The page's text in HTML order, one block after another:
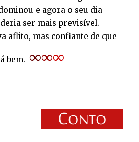
e agora o seu dia
ser mais previsível.
aflito, mas confiante de que
bem. ∞∞∞